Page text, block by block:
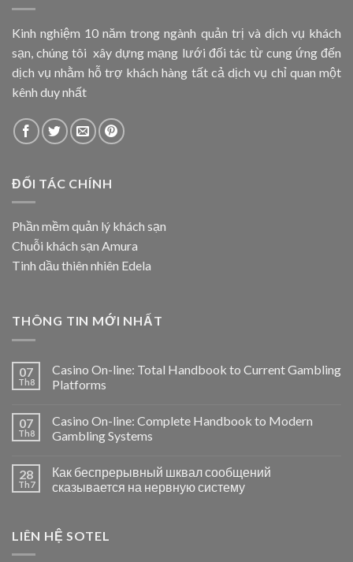
Kinh nghiệm 10 năm trong ngành quản trị và dịch vụ khách
sạn, chúng tôi xây dựng mạng lưới đối tác từ cung ứng đến
dịch vụ nhằm hỗ trợ khách hàng tất cả dịch vụ chỉ quan một
kênh duy nhất
ĐỐI TÁC CHÍNH
Phần mềm quản lý khách sạn
Chuỗi khách sạn Amura
Tinh dầu thiên nhiên Edela
THÔNG TIN MỚI NHẤT
07
Th8
Casino On-line: Total Handbook to Current Gambling
Platforms
07
Th8
Casino On-line: Complete Handbook to Modern
Gambling Systems
28
Th7
Как беспрерывный шквал сообщений
сказывается на нервную систему
LIÊN HỆ SOTEL